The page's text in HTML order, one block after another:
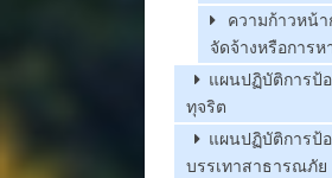
ความก้าวหน้
จัดจ้างหรือการห
แผนปฏิบัติการป้
ทุจริต
แผนปฏิบัติการป้
บรรเทาสาธารณภัย